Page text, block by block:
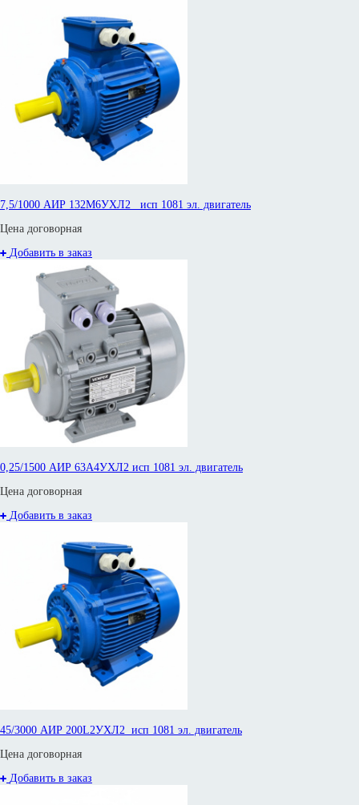
7,5/1000 АИР 132М6УХЛ2 исп 1081 эл. двигатель
Цена договорная
Добавить в заказ
0,25/1500 АИР 63А4УХЛ2 исп 1081 эл. двигатель
Цена договорная
Добавить в заказ
45/3000 АИР 200L2УХЛ2 исп 1081 эл. двигатель
Цена договорная
Добавить в заказ